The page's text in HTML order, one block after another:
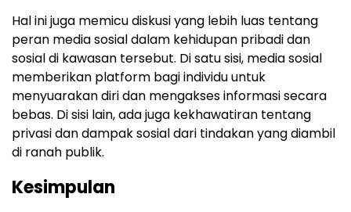
Hal ini juga memicu diskusi yang lebih luas tentang
peran media sosial dalam kehidupan pribadi dan
sosial di kawasan tersebut. Di satu sisi, media sosial
memberikan platform bagi individu untuk
menyuarakan diri dan mengakses informasi secara
bebas. Di sisi lain, ada juga kekhawatiran tentang
privasi dan dampak sosial dari tindakan yang diambil
di ranah publik.
Kesimpulan